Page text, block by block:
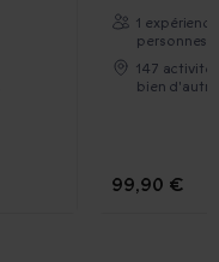
1
personnes
147
bien
99,90 €